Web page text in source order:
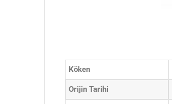
Köken
Orijin Tarihi